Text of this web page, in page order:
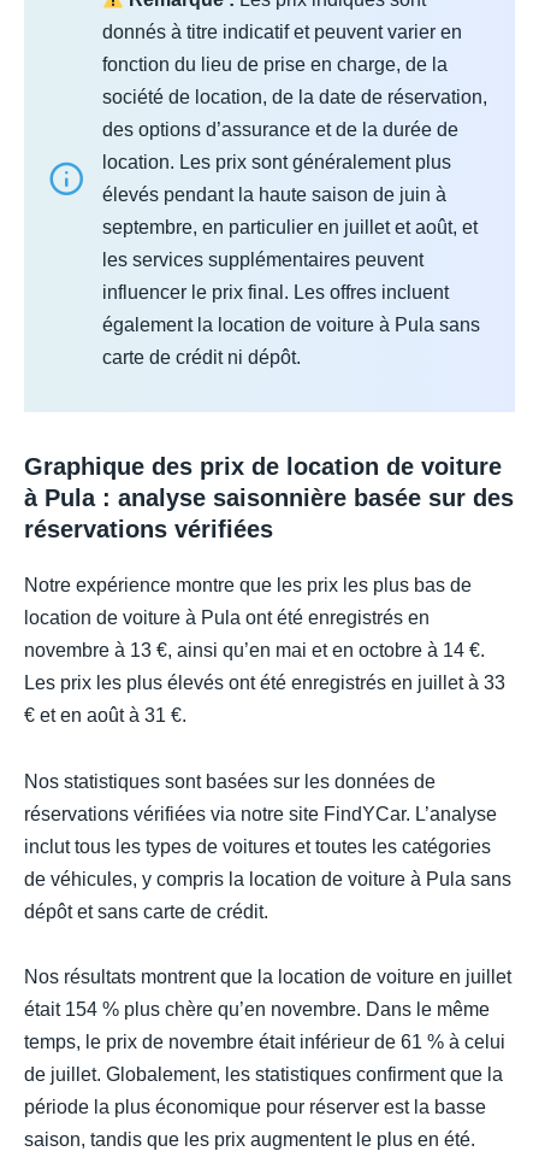
donnés à titre indicatif et peuvent varier en
fonction du lieu de prise en charge, de la
société de location, de la date de réservation,
des options d’assurance et de la durée de
location. Les prix sont généralement plus
élevés pendant la haute saison de juin à
septembre, en particulier en juillet et août, et
les services supplémentaires peuvent
influencer le prix final. Les offres incluent
également la location de voiture à Pula sans
carte de crédit ni dépôt.
Graphique des prix de location de voiture
à Pula : analyse saisonnière basée sur des
réservations vérifiées
Notre expérience montre que les prix les plus bas de
location de voiture à Pula ont été enregistrés en
novembre à 13 €, ainsi qu’en mai et en octobre à 14 €.
Les prix les plus élevés ont été enregistrés en juillet à 33
€ et en août à 31 €.
Nos statistiques sont basées sur les données de
réservations vérifiées via notre site FindYCar. L’analyse
inclut tous les types de voitures et toutes les catégories
de véhicules, y compris la location de voiture à Pula sans
dépôt et sans carte de crédit.
Nos résultats montrent que la location de voiture en juillet
était 154 % plus chère qu’en novembre. Dans le même
temps, le prix de novembre était inférieur de 61 % à celui
de juillet. Globalement, les statistiques confirment que la
période la plus économique pour réserver est la basse
saison, tandis que les prix augmentent le plus en été.